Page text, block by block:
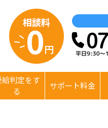
給判定をす
る
サポート料金